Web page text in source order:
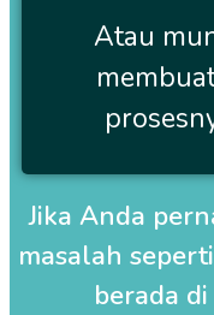
Atau
Jika Anda
masalah
berada